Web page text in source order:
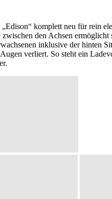
komplett neu für rein
den Achsen
inklusive der hinten
verliert. So steht ein